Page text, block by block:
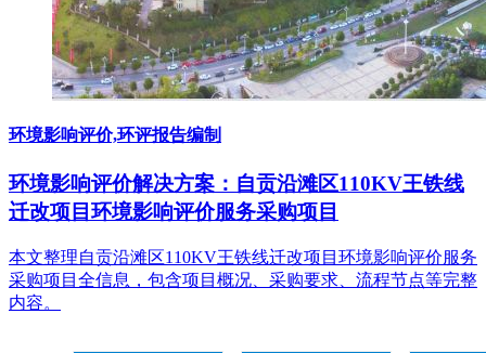
环境影响评价,环评报告编制
环境影响评价解决方案：自贡沿滩区110KV王铁线
迁改项目环境影响评价服务采购项目
本文整理自贡沿滩区110KV王铁线迁改项目环境影响评价服务
采购项目全信息，包含项目概况、采购要求、流程节点等完整
内容。